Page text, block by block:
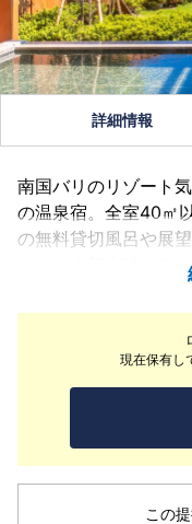
現在保有し
この
詳細情報
南国バリのリゾート
の温泉宿。全室40㎡
の無料貸切風呂や展
ます。夕朝食時はア
み放題で、カラオケ
無料アクティビティ
グ」では、自然の中
やファミリー、グル
ときを心ゆくまでお